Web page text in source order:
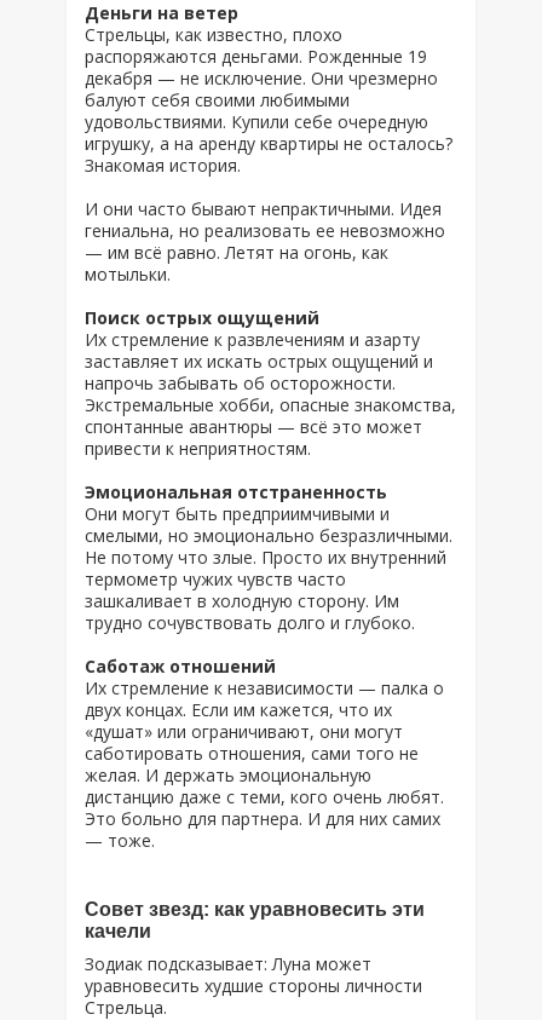
Деньги на ветер
Стрельцы, как известно, плохо
распоряжаются деньгами. Рожденные 19
декабря — не исключение. Они чрезмерно
балуют себя своими любимыми
удовольствиями. Купили себе очередную
игрушку, а на аренду квартиры не осталось?
Знакомая история.
И они часто бывают непрактичными. Идея
гениальна, но реализовать ее невозможно
— им всё равно. Летят на огонь, как
мотыльки.
Поиск острых ощущений
Их стремление к развлечениям и азарту
заставляет их искать острых ощущений и
напрочь забывать об осторожности.
Экстремальные хобби, опасные знакомства,
спонтанные авантюры — всё это может
привести к неприятностям.
Эмоциональная отстраненность
Они могут быть предприимчивыми и
смелыми, но эмоционально безразличными.
Не потому что злые. Просто их внутренний
термометр чужих чувств часто
зашкаливает в холодную сторону. Им
трудно сочувствовать долго и глубоко.
Саботаж отношений
Их стремление к независимости — палка о
двух концах. Если им кажется, что их
«душат» или ограничивают, они могут
саботировать отношения, сами того не
желая. И держать эмоциональную
дистанцию даже с теми, кого очень любят.
Это больно для партнера. И для них самих
— тоже.
Совет звезд: как уравновесить эти
качели
Зодиак подсказывает: Луна может
уравновесить худшие стороны личности
Стрельца.